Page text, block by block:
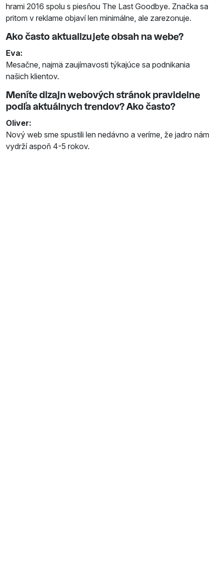
hrami 2016 spolu s piesňou The Last Goodbye. Značka sa
pritom v reklame objaví len minimálne, ale zarezonuje.
Ako často aktualizujete obsah na webe?
Eva:
Mesačne, najmä zaujímavosti týkajúce sa podnikania
našich klientov.
Meníte dizajn webových stránok pravidelne
podľa aktuálnych trendov? Ako často?
Oliver:
Nový web sme spustili len nedávno a veríme, že jadro nám
vydrží aspoň 4-5 rokov.